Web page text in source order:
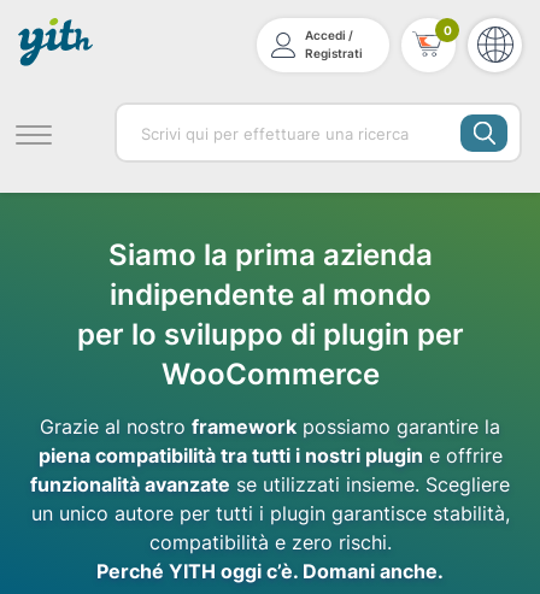
Accedi /
Registrati
0
Siamo la prima azienda
indipendente al mondo
per lo sviluppo di plugin per
WooCommerce
Grazie al nostro framework possiamo garantire la
piena compatibilità tra tutti i nostri plugin e offrire
funzionalità avanzate se utilizzati insieme. Scegliere
un unico autore per tutti i plugin garantisce stabilità,
compatibilità e zero rischi.
Perché YITH oggi c’è. Domani anche.